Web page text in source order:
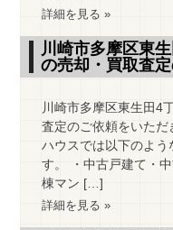
詳細を見る »
川崎市多摩区東
の売却・買取査
川崎市多摩区東生田4
査定のご依頼をいた
ハウスでは以下のよう
す。 ・中古戸建て・
棟マン […]
詳細を見る »